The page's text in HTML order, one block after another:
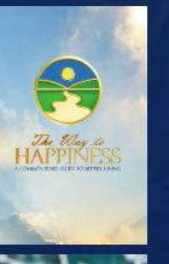
VEJA